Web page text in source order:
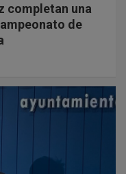
completan una
de